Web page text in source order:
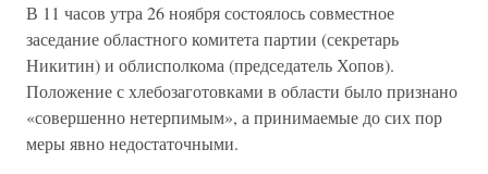
В 11 часов утра 26 ноября состоялось совместное
заседание областного комитета партии (секретарь
Никитин) и облисполкома (председатель Хопов).
Положение с хлебозаготовками в области было признано
«совершенно нетерпимым», а принимаемые до сих пор
меры явно недостаточными.